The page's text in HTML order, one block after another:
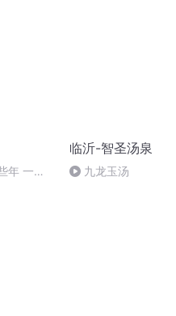
年 一个
临沂-智圣汤泉
九龙玉汤